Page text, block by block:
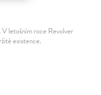
letošním roce Revolver
existence.